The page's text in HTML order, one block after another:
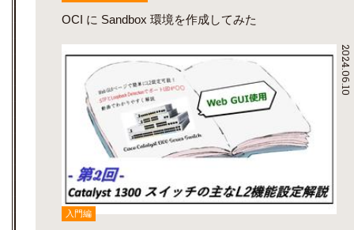
OCI に Sandbox 環境を作成してみた
2024.06.10
入門編